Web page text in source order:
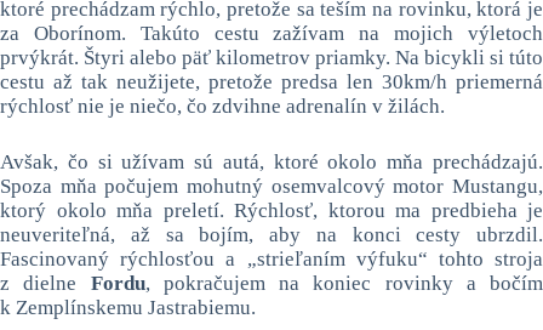
ktoré prechádzam rýchlo, pretože sa teším na rovinku, ktorá je
za Oborínom. Takúto cestu zažívam na mojich výletoch
prvýkrát. Štyri alebo päť kilometrov priamky. Na bicykli si túto
cestu až tak neužijete, pretože predsa len 30km/h priemerná
rýchlosť nie je niečo, čo zdvihne adrenalín v žilách.
Avšak, čo si užívam sú autá, ktoré okolo mňa prechádzajú.
Spoza mňa počujem mohutný osemvalcový motor Mustangu,
ktorý okolo mňa preletí. Rýchlosť, ktorou ma predbieha je
neuveriteľná, až sa bojím, aby na konci cesty ubrzdil.
Fascinovaný rýchlosťou a „strieľaním výfuku“ tohto stroja
z dielne Fordu, pokračujem na koniec rovinky a bočím
k Zemplínskemu Jastrabiemu.